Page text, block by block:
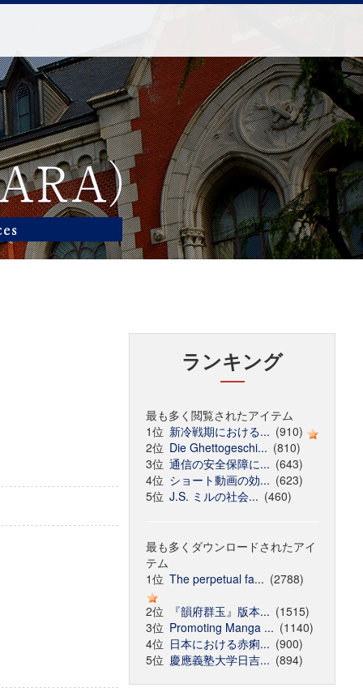
ランキング
最も多く閲覧されたアイテム
1位 新冷戦期における... (910)
2位 Die Ghettogeschi... (810)
3位 通信の安全保障に... (643)
4位 ショート動画の効... (623)
5位 J.S. ミルの社会... (460)
最も多くダウンロードされたアイ
テム
1位 The perpetual fa... (2788)
2位
『韻府群玉』版本... (1515)
3位 Promoting Manga ... (1140)
4位 日本における赤痢... (900)
5位 慶應義塾大学日吉... (894)